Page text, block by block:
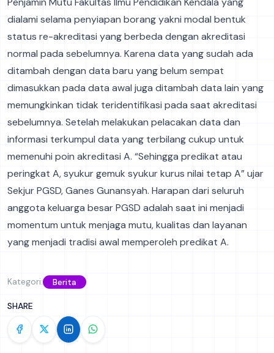
dialami selama penyiapan borang yakni modal bentuk
status re-akreditasi yang berbeda dengan akreditasi
normal pada sebelumnya. Karena data yang sudah ada
ditambah dengan data baru yang belum sempat
dimasukkan pada data awal juga ditambah data lain yang
memungkinkan tidak teridentifikasi pada saat akreditasi
sebelumnya. Setelah melakukan pelacakan data dan
informasi terkumpul data yang terbilang cukup untuk
memenuhi poin akreditasi A. “Sehingga predikat atau
peringkat A, syukur gemuk syukur kurus nilai tetap A” ujar
Sekjur PGSD, Ganes Gunansyah. Harapan dari seluruh
anggota keluarga besar PGSD adalah saat ini menjadi
momentum untuk menjaga mutu, kualitas dan layanan
yang menjadi tradisi awal memperoleh predikat A.
Kategori: Berita
SHARE